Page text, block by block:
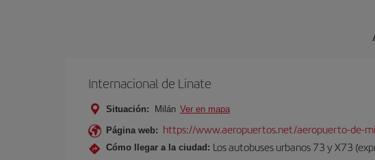
Internacional de Linate
Situación: Milán Ver en mapa
Página web: https://www.aeropuertos.net/aeropuerto-de-
Cómo llegar a la ciudad: Los autobuses urbanos 73 y X73